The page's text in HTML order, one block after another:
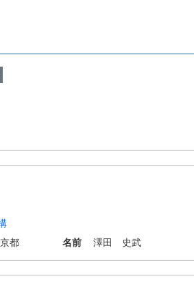
都 名前 澤田 史武